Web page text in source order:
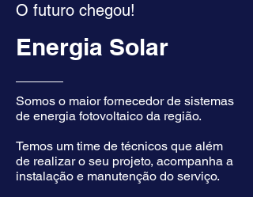
O futuro chegou!
Energia Solar
Somos o maior fornecedor de sistemas
de energia fotovoltaico da região.
Temos um time de técnicos que além
de realizar o seu projeto, acompanha a
instalação e manutenção do serviço.